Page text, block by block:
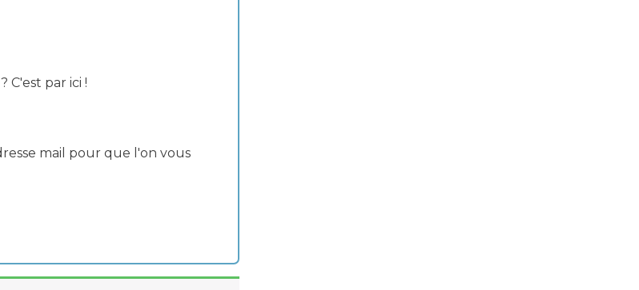
C'est par ici !
mail pour que l'on vous